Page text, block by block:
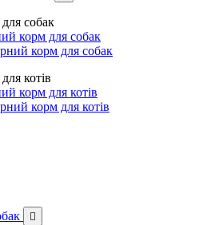
собак
корм для собак
корм для собак
котів
корм для котів
корм для котів
